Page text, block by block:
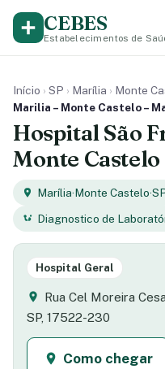
CEBES
Estabelecimentos de
Início › SP › Marília › Monte
Marilia – Monte Castelo –
Hospital São
Monte
Marília·Monte Castelo·
Diagnostico de
Hospital Geral
Rua Cel Moreira
SP, 17522-230
Como chegar